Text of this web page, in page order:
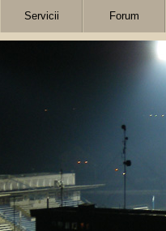
Servicii Forum